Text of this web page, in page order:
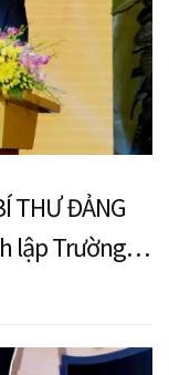
THƯ ĐẢNG
lập Trường